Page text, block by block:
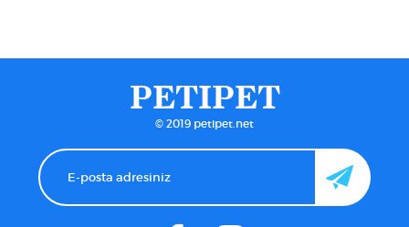
PETIPET
© 2019 petipet.net